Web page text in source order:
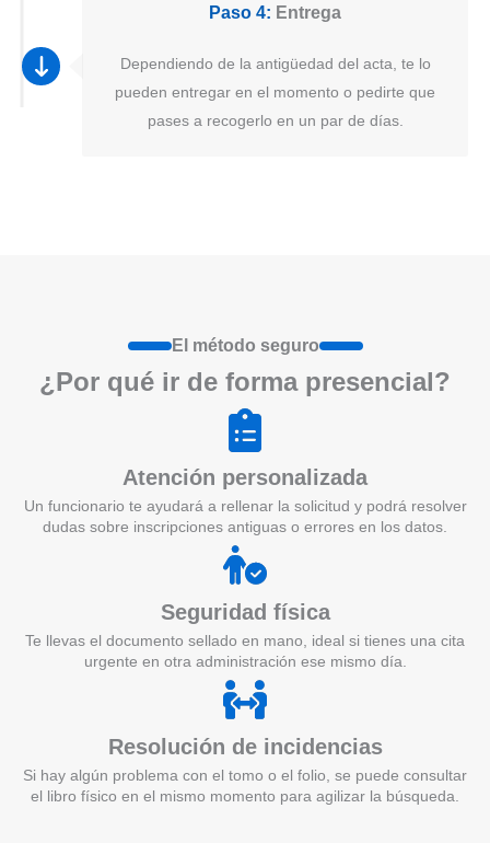
Paso 4: Entrega
Dependiendo de la antigüedad del acta, te lo
pueden entregar en el momento o pedirte que
pases a recogerlo en un par de días.
El método seguro
¿Por qué ir de formapresencial?
Atención personalizada
Un funcionario te ayudará a rellenar la solicitud y podrá resolver
dudas sobre inscripciones antiguas o errores en los datos.
Seguridad física
Te llevas el documento sellado en mano, ideal si tienes una cita
urgente en otra administración ese mismo día.
Resolución de incidencias
Si hay algún problema con el tomo o el folio, se puede consultar
el libro físico en el mismo momento para agilizar la búsqueda.